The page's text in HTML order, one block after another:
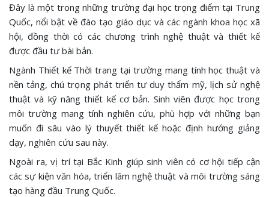
Đây là một trong những trường đại học trọng điểm tại Trung
Quốc, nổi bật về đào tạo giáo dục và các ngành khoa học xã
hội, đồng thời có các chương trình nghệ thuật và thiết kế
được đầu tư bài bản.
Ngành Thiết kế Thời trang tại trường mang tính học thuật và
nền tảng, chú trọng phát triển tư duy thẩm mỹ, lịch sử nghệ
thuật và kỹ năng thiết kế cơ bản. Sinh viên được học trong
môi trường mang tính nghiên cứu, phù hợp với những bạn
muốn đi sâu vào lý thuyết thiết kế hoặc định hướng giảng
dạy, nghiên cứu sau này.
Ngoài ra, vị trí tại Bắc Kinh giúp sinh viên có cơ hội tiếp cận
các sự kiện văn hóa, triển lãm nghệ thuật và môi trường sáng
tạo hàng đầu Trung Quốc.